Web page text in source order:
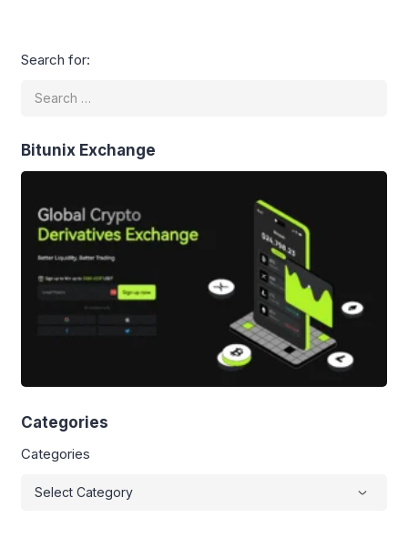
Search for:
Bitunix Exchange
Categories
Categories